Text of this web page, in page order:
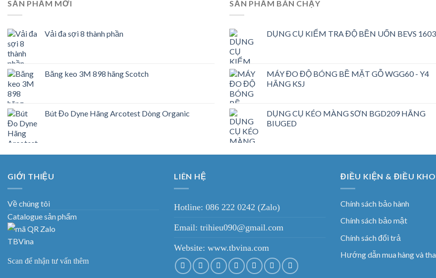
SẢN PHẨM MỚI
Vải đa sợi 8 thành phần
Băng keo 3M 898 hãng Scotch
Bút Đo Dyne Hãng Arcotest Dòng Organic
SẢN PHẨM BÁN CHẠY
DỤNG CỤ KIỂM TRA ĐỘ BỀN UỐN BEVS 1603
MÁY ĐO ĐỘ BÓNG BỀ MẶT GỖ WGG60 - Y4
HÃNG KSJ
DỤNG CỤ KÉO MÀNG SƠN BGD209 HÃNG
BIUGED
GIỚI THIỆU
Về chúng tôi
Catalogue sản phẩm
Scan để nhận tư vấn thêm
LIÊN HỆ
Hotline: 086 222 0242 (Zalo)
Email: trihieu090@gmail.com
Website: www.tbvina.com
ĐIỀU KIỆN & ĐIỀU
Chính sách bảo hành
Chính sách bảo mật
Chính sách đổi trả
Hướng dẫn mua hàng và